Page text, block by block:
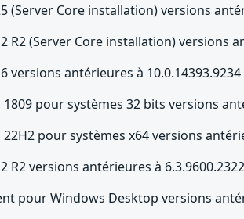
(Server Core installation) versions
R2 (Server Core installation) versions
versions antérieures à 10.0.14393.9234
pour systèmes 32 bits versions
pour systèmes x64 versions
R2 versions antérieures à
pour Windows Desktop versions